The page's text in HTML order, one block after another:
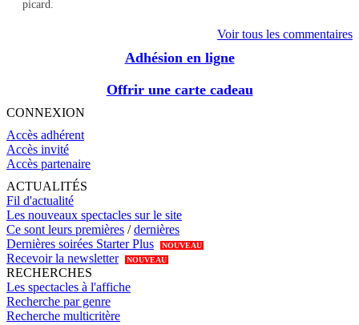
picard.
Voir tous les commentaires
Adhésion en ligne
Offrir une carte cadeau
CONNEXION
Accès adhérent
Accès invité
Accès partenaire
ACTUALITÉS
Fil d'actualité
Les nouveaux spectacles sur le site
Ce sont leurs premières /dernières
Dernières soirées Starter Plus
NOUVEAU
Recevoir la newsletter NOUVEAU
RECHERCHES
Les spectacles à l'affiche
Recherche par genre
Recherche multicritère